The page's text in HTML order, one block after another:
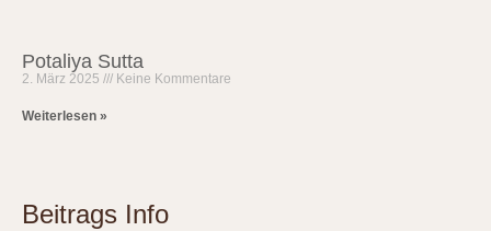
Potaliya Sutta
2. März 2025 Keine Kommentare
Weiterlesen »
Beitrags Info